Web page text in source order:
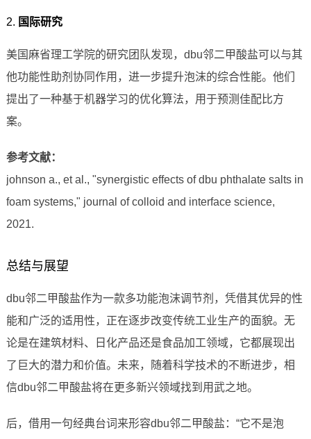
2. 国际研究
美国麻省理工学院的研究团队发现，dbu邻二甲酸盐可以与其
他功能性助剂协同作用，进一步提升泡沫的综合性能。他们
提出了一种基于机器学习的优化算法，用于预测佳配比方
案。
参考文献：
johnson a., et al., "synergistic effects of dbu phthalate salts in
foam systems," journal of colloid and interface science,
2021.
总结与展望
dbu邻二甲酸盐作为一款多功能泡沫调节剂，凭借其优异的性
能和广泛的适用性，正在逐步改变传统工业生产的面貌。无
论是在建筑材料、日化产品还是食品加工领域，它都展现出
了巨大的潜力和价值。未来，随着科学技术的不断进步，相
信dbu邻二甲酸盐将在更多新兴领域找到用武之地。
后，借用一句经典台词来形容dbu邻二甲酸盐：“它不是泡